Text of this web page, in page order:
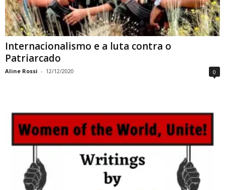
Internacionalismo e a luta contra o
Patriarcado
Aline Rossi - 12/12/2020 0